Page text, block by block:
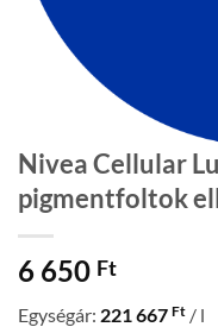
Nivea Cellular
pigmentfoltok
6 650 Ft
Egységár: 221 667 Ft / l